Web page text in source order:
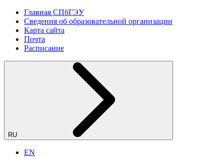
Главная СПбГЭУ
Сведения об образовательной организации
Карта сайта
Почта
Расписание
RU
EN